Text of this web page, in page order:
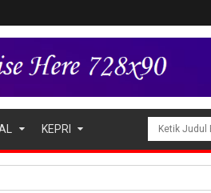
KEPRI
Hak Asuh